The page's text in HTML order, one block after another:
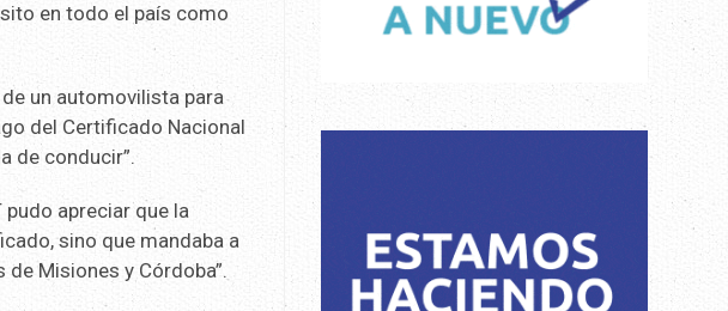
en todo el país como
un automovilista para
del Certificado Nacional
de conducir”.
pudo apreciar que la
sino que mandaba a
Misiones y Córdoba”.